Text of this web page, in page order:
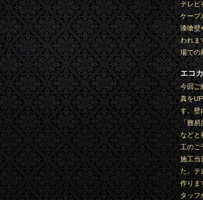
テレビ
ケーブ
漆喰壁
われま
場での
エコ
今回ご
真を
す。壁
「難易
などと
工のご
施工当
た。テ
作りま
タッフ